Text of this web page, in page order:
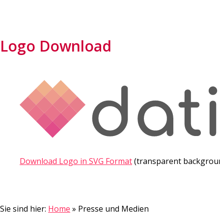
Logo Download
Download Logo in SVG Format(transparent
Sie sind hier: Home » Presse und Medien